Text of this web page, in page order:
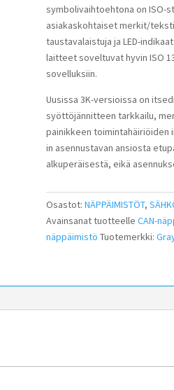
symbolivaihtoehtona on ISO-
asiakaskohtaiset merkit/
taustavalaistuja ja LED-
laitteet soveltuvat hyvin ISO
sovelluksiin.
Uusissa 3K-versioissa on
syöttöjännitteen tarkkailu,
painikkeen toimintahäiriöiden
in asennustavan ansiosta
alkuperäisestä, eikä
Osastot:NÄPPÄIMISTÖT,
Avainsanat tuotteelleCAN-
näppäimistö Tuotemerkki: